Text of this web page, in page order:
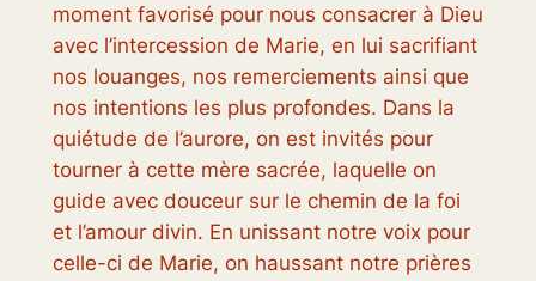
moment favorisé pour nous consacrer à Dieu
avec l’intercession de Marie, en lui sacrifiant
nos louanges, nos remerciements ainsi que
nos intentions les plus profondes. Dans la
quiétude de l’aurore, on est invités pour
tourner à cette mère sacrée, laquelle on
guide avec douceur sur le chemin de la foi
et l’amour divin. En unissant notre voix pour
celle-ci de Marie, on haussant notre prières